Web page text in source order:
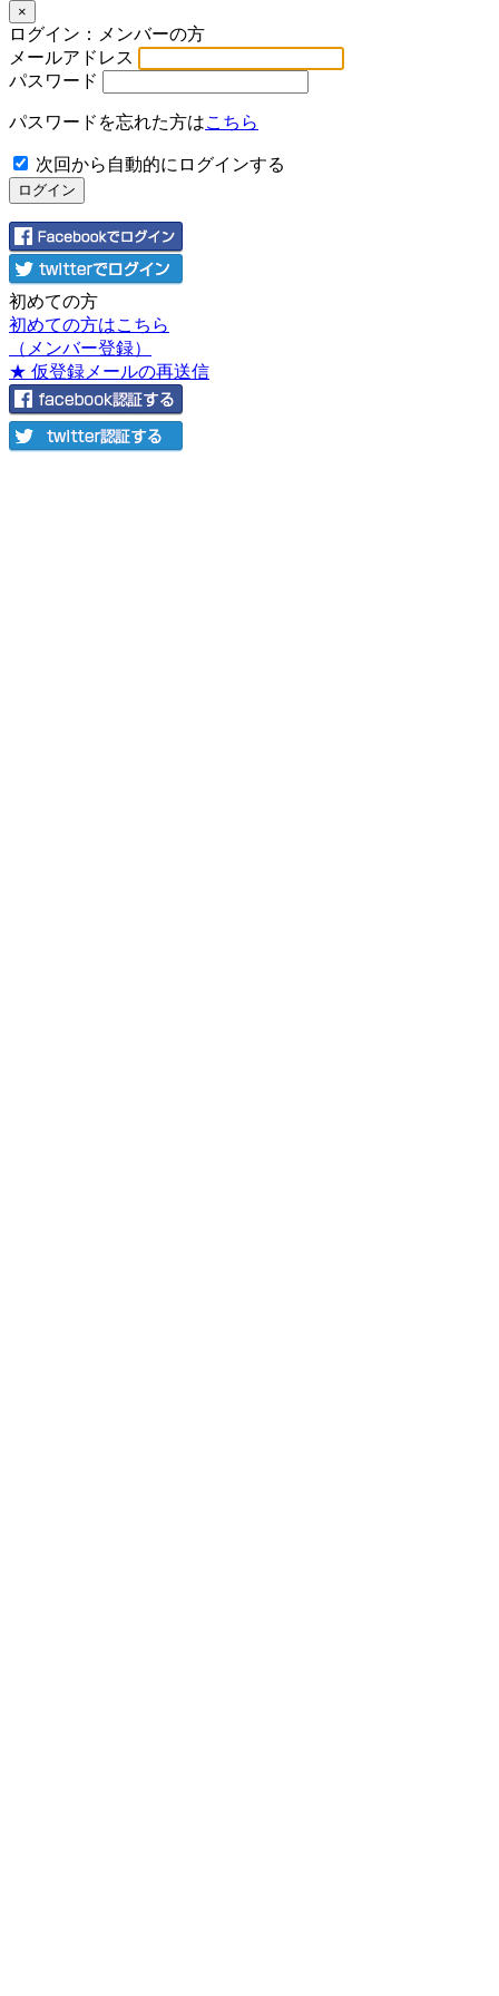
×
ログイン：メンバーの方
メールアドレス
パスワード
パスワードを忘れた方はこちら
次回から自動的にログインする
初めての方
初めての方はこちら
（メンバー登録）
★ 仮登録メールの再送信